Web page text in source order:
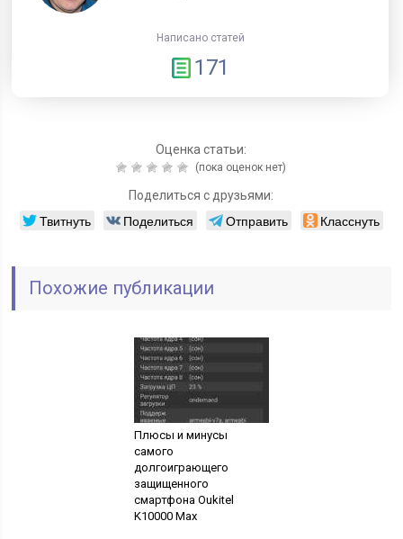
Написано статей
171
Оценка статьи:
(пока оценок нет)
Поделиться с друзьями:
Твитнуть Поделиться Отправить Класснуть
Похожие публикации
Плюсы и минусы
самого
долгоиграющего
защищенного
смартфона Oukitel
K10000 Max